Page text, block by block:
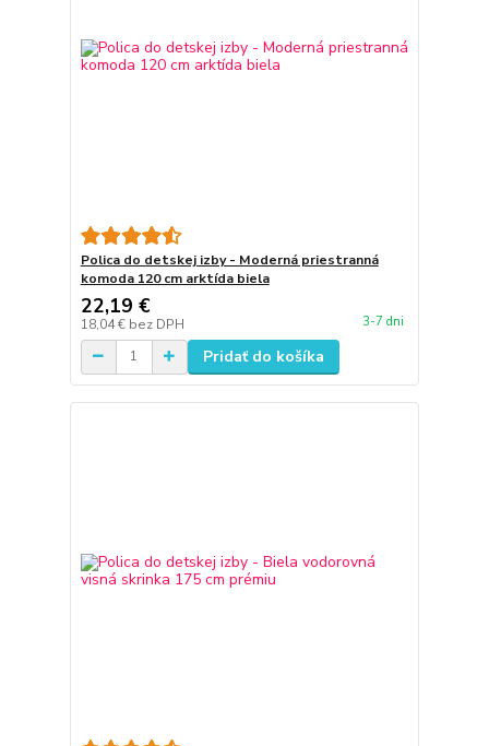
Polica do detskej izby - Moderná priestranná
komoda 120 cm arktída biela
22,19 €
18,04 € bez DPH 3-7 dni
Pridať do košíka